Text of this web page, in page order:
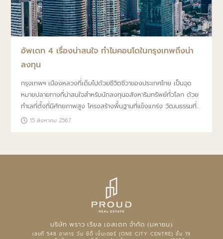
อัพเดท 4 เรื่องน่าสนใจ ทำไมคอนโดในกรุงเทพถึงน่า
ลงทุน
กรุงเทพฯ เมืองหลวงที่เต็มไปด้วยชีวิตชีวาของประเทศไทย เป็นจุด
หมายปลายทางที่น่าสนใจสำหรับนักลงทุนอสังหาริมทรัพย์ทั่วโลก ด้วย
ทำเลที่ตั้งที่มีศักยภาพสูง โครงสร้างพื้นฐานที่แข็งแกร่ง วัฒนธรรมที่
เต็มด้วยความมีชีวิตชีวา และเศรษฐกิจที่เติบโต อย่างต่อเนื่องจึงทำให้
15 สิงหาคม 2567
บริษัท พราว เรียล เอสเตท จำกัด (มหาชน)
เลขที่ 548 อาคาร วัน ซิตี้ เซ็นเตอร์ (ONE CITY CENTRE) ชั้น 19